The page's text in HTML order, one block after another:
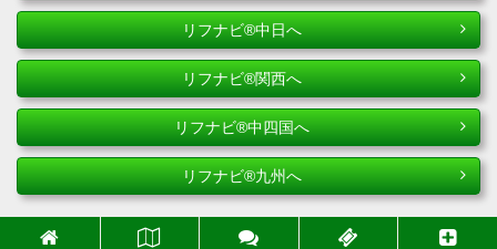
リフナビ®中日へ
リフナビ®関西へ
リフナビ®中四国へ
リフナビ®九州へ